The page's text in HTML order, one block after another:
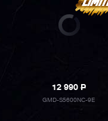
12 990P
GMD-S5600NC-9E